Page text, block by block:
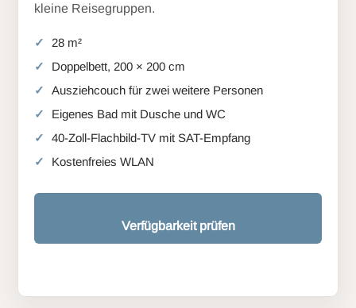
kleine Reisegruppen.
28 m²
Doppelbett, 200 × 200 cm
Ausziehcouch für zwei weitere Personen
Eigenes Bad mit Dusche und WC
40-Zoll-Flachbild-TV mit SAT-Empfang
Kostenfreies WLAN
Verfügbarkeit prüfen